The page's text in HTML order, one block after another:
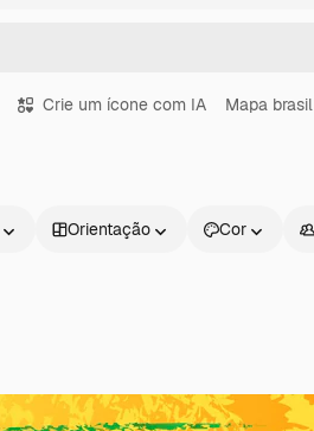
Crie um ícone com IA Mapa brasil
Orientação Cor